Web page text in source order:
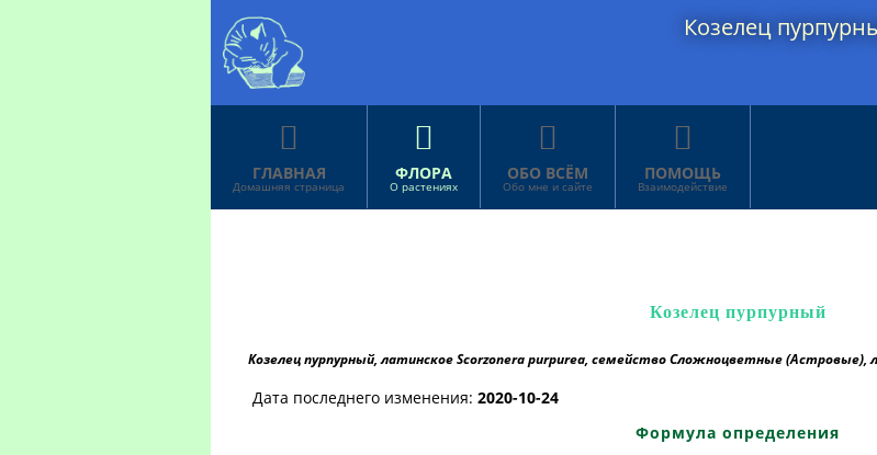
Козелец

ГЛАВНАЯ
Домашняя страница

ФЛОРА
О растениях

ОБО ВСЁМ
Обо мне и сайте

ПОМОЩЬ
Взаимодействие
Козелец пурпурный
Козелец пурпурный, латинское Scorzonera purpurea, семейство Сложноцветные (Астровые),
Дата последнего изменения: 2020-10-24
Формула определения